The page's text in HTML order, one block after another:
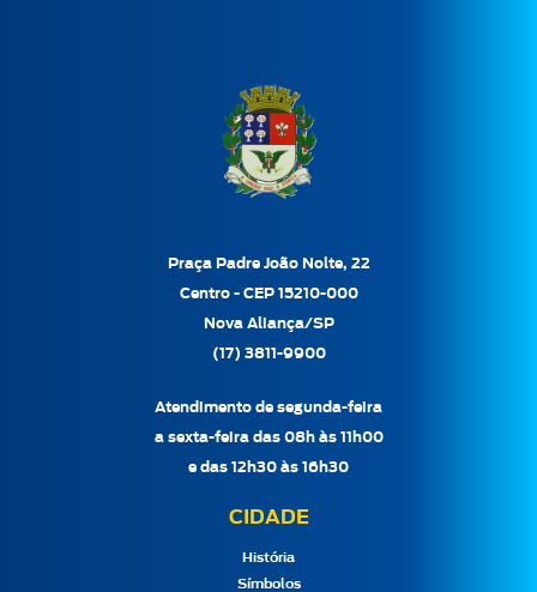
Praça Padre João Nolte, 22
Centro - CEP 15210-000
Nova Aliança/SP
(17) 3811-9900
Atendimento de segunda-feira
a sexta-feira das 08h às 11h00
e das 12h30 às 16h30
CIDADE
História
Símbolos